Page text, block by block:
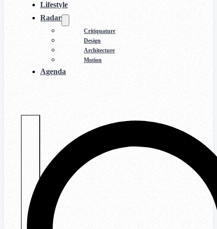
Lifestyle
Radar
Critiquature
Design
Architecture
Motion
Agenda